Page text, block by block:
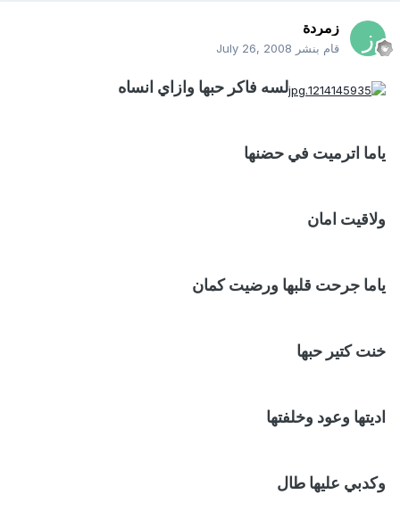
زمردة
قام بنشر July 26, 2008
لسه فاكر حبها وازاي انساه
ياما اترميت في حضنها
ولاقيت امان
ياما جرحت قلبها ورضيت كمان
خنت كتير حبها
اديتها وعود وخلفتها
وكدبي عليها طال